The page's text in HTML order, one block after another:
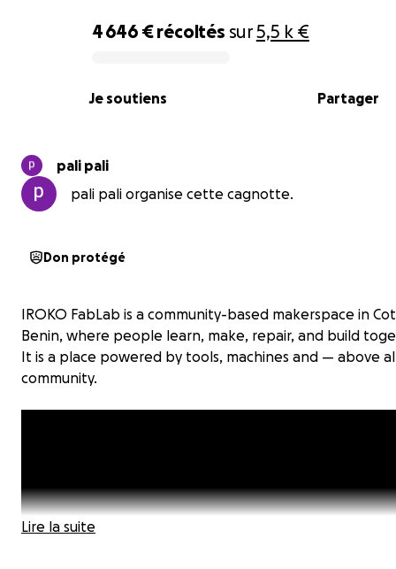
0% complete
4 646 €récoltés sur5,5 k €
Partager
Je soutiens
pali pali
pali pali organise cette cagnotte.
Don protégé
IROKO FabLab is a community-based makerspace in
Benin, where people learn, make, repair, and build
It is a place powered by tools, machines and — above
community.
Lire la suite